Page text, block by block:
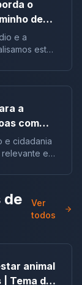
o
de
e a
este
a
com
redação
e cidadania
em
de
Ver
todos
animal
Tema de